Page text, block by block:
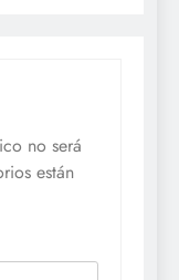
no será
están